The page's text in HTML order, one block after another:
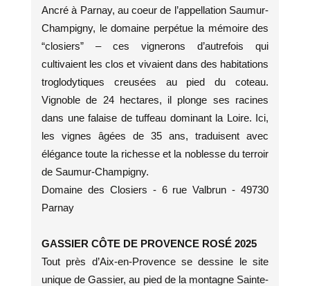
Ancré à Parnay, au coeur de l’appellation Saumur-
Champigny, le domaine perpétue la mémoire des
“closiers” – ces vignerons d’autrefois qui
cultivaient les clos et vivaient dans des habitations
troglodytiques creusées au pied du coteau.
Vignoble de 24 hectares, il plonge ses racines
dans une falaise de tuffeau dominant la Loire. Ici,
les vignes âgées de 35 ans, traduisent avec
élégance toute la richesse et la noblesse du terroir
de Saumur-Champigny.
Domaine des Closiers - 6 rue Valbrun - 49730
Parnay
GASSIER CÔTE DE PROVENCE ROSÉ 2025
Tout près d’Aix-en-Provence se dessine le site
unique de Gassier, au pied de la montagne Sainte-